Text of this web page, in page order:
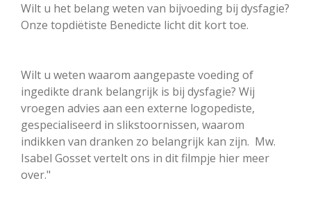
Wilt u het belang weten van bijvoeding bij dysfagie?
Onze topdiëtiste Benedicte licht dit kort toe.
Wilt u weten waarom aangepaste voeding of
ingedikte drank belangrijk is bij dysfagie? Wij
vroegen advies aan een externe logopediste,
gespecialiseerd in slikstoornissen, waarom
indikken van dranken zo belangrijk kan zijn. Mw.
Isabel Gosset vertelt ons in dit filmpje hier meer
over."